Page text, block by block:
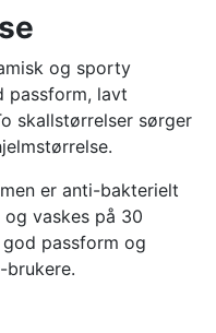
og sporty
passform, lavt
skallstørrelser sørger
er anti-bakterielt
vaskes på 30
passform og